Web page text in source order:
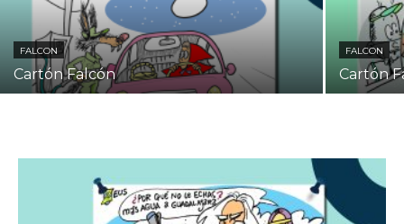
FALCON
Cartón Falcón
FALCON
Cartón